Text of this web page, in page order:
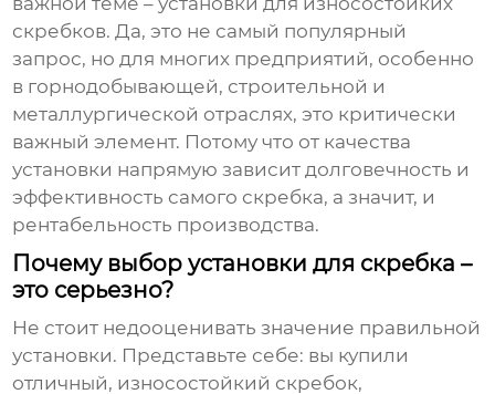
скребков. Да, это не самый популярный
запрос, но для многих предприятий, особенно
в горнодобывающей, строительной и
металлургической отраслях, это критически
важный элемент. Потому что от качества
установки напрямую зависит долговечность и
эффективность самого скребка, а значит, и
рентабельность производства.
Почему выбор установки для скребка –
это серьезно?
Не стоит недооценивать значение правильной
установки. Представьте себе: вы купили
отличный, износостойкий скребок,